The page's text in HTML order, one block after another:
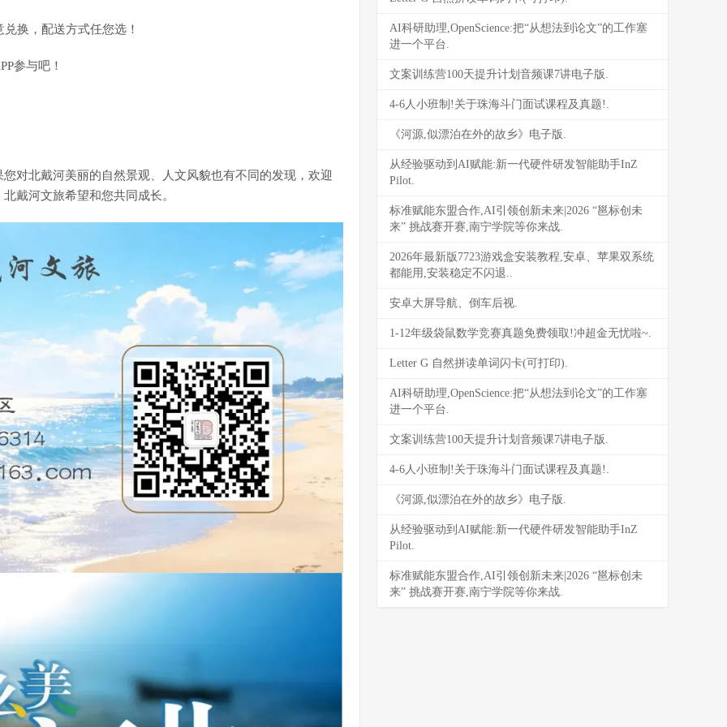
换，配送方式任您选！
参与吧！
对北戴河美丽的自然景观、人文风貌也有不同的发现，欢迎
戴河文旅希望和您共同成长。
AI科研助理,OpenScience:把“从想法到论文”的工作塞
进一个平台.
文案训练营100天提升计划音频课7讲电子版.
4-6人小班制!关于珠海斗门面试课程及真题!.
《河源,似漂泊在外的故乡》电子版.
从经验驱动到AI赋能:新一代硬件研发智能助手InZ
Pilot.
标准赋能东盟合作,AI引领创新未来|2026 “邕标创未
来” 挑战赛开赛,南宁学院等你来战.
2026年最新版7723游戏盒安装教程,安卓、苹果双系统
都能用,安装稳定不闪退..
安卓大屏导航、倒车后视.
1-12年级袋鼠数学竞赛真题免费领取!冲超金无忧啦~.
Letter G 自然拼读单词闪卡(可打印).
AI科研助理,OpenScience:把“从想法到论文”的工作塞
进一个平台.
文案训练营100天提升计划音频课7讲电子版.
4-6人小班制!关于珠海斗门面试课程及真题!.
《河源,似漂泊在外的故乡》电子版.
从经验驱动到AI赋能:新一代硬件研发智能助手InZ
Pilot.
标准赋能东盟合作,AI引领创新未来|2026 “邕标创未
来” 挑战赛开赛,南宁学院等你来战.